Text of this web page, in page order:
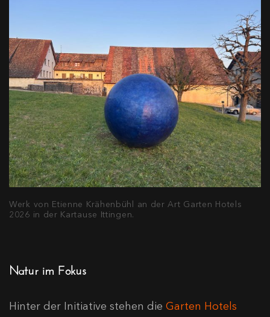
Werk von Etienne Krähenbühl an der Art Garten Hotels
2026 in der Kartause Ittingen.
Natur im Fokus
Hinter der Initiative stehen die Garten Hotels